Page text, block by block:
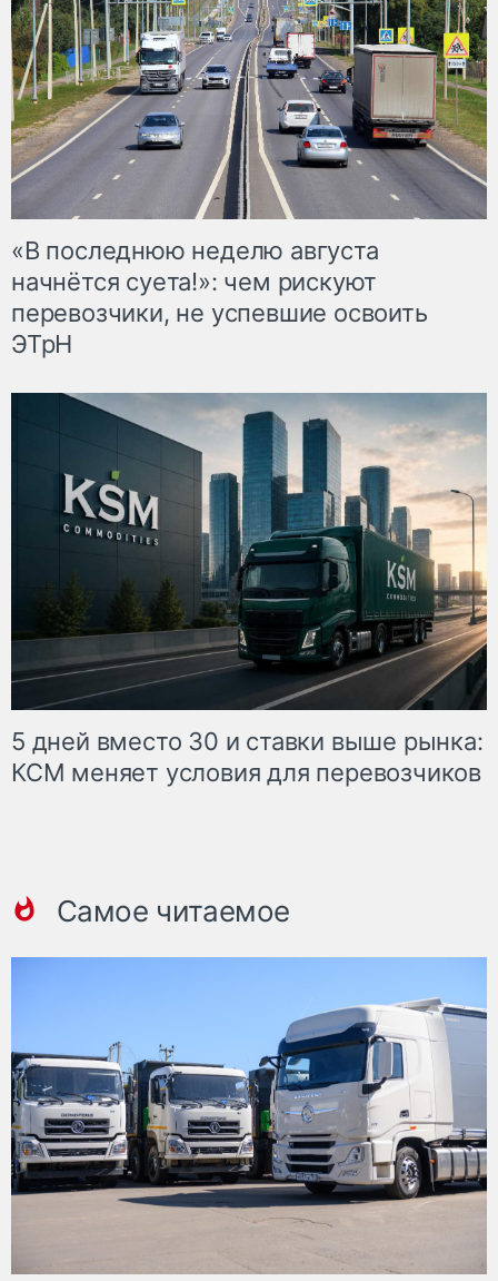
«В последнюю неделю августа
начнётся суета!»: чем рискуют
перевозчики, не успевшие освоить
ЭТрН
5 дней вместо 30 и ставки выше рынка:
КСМ меняет условия для перевозчиков
Самое читаемое